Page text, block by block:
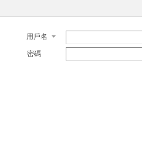
用戶名
密碼